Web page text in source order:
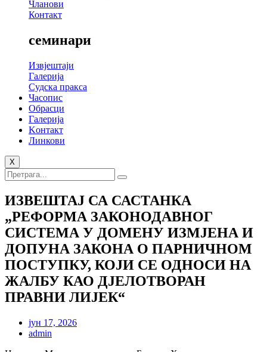
Чланови
Контакт
семинари
Извјештаји
Галерија
Судска пракса
Часопис
Обрасци
Галерија
Kонтакт
Линкови
X
ИЗВЕШТАЈ СА САСТАНКА
„РЕФОРМА ЗАКОНОДАВНОГ
СИСТЕМА У ДОМЕНУ ИЗМЈЕНА И
ДОПУНА ЗАКОНА О ПАРНИЧНОМ
ПОСТУПКУ, КОЈИ СЕ ОДНОСИ НА
ЖАЛБУ КАО ДЈЕЛОТВОРАН
ПРАВНИ ЛИЈЕК“
јун 17, 2026
admin